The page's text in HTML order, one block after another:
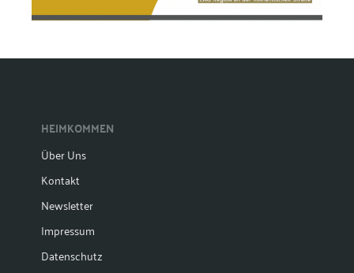
HEIMKOMMEN
Über Uns
Kontakt
Newsletter
Impressum
Datenschutz